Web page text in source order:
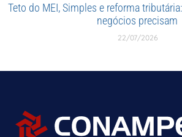
Teto do MEI, Simples e reforma
negócios precisam
22/07/2026